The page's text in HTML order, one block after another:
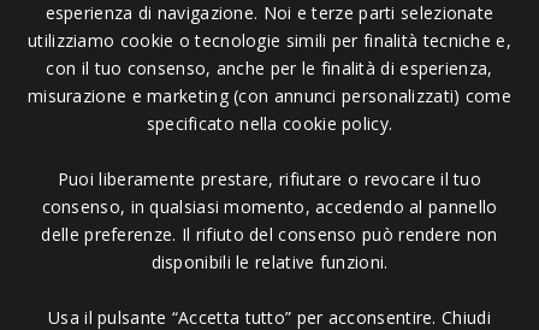
Pagamenti Accettati
Copyright © 2006 - 2023 - Icarus Project sas
Massa MS - Tel 0585026137 - P.IVA 01151030457 - REA MS 117168
esperienza di navigazione. Noi e terze parti selezionate
utilizziamo cookie o tecnologie simili per finalità tecniche e,
con il tuo consenso, anche per le finalità di esperienza,
misurazione e marketing (con annunci personalizzati) come
specificato nella cookie policy.
Puoi liberamente prestare, rifiutare o revocare il tuo
consenso, in qualsiasi momento, accedendo al pannello
delle preferenze. Il rifiuto del consenso può rendere non
disponibili le relative funzioni.
Usa il pulsante “Accetta tutto” per acconsentire. Chiudi